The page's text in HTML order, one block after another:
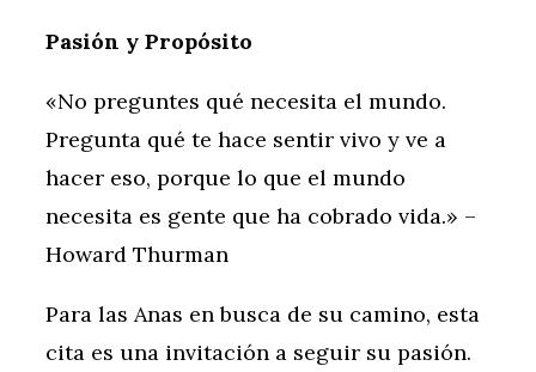
Pasión y Propósito
«No preguntes qué necesita el mundo.
Pregunta qué te hace sentir vivo y ve a
hacer eso, porque lo que el mundo
necesita es gente que ha cobrado vida.» –
Howard Thurman
Para las Anas en busca de su camino, esta
cita es una invitación a seguir su pasión.